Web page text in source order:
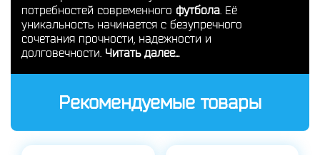
потребностей современного футбола . Её
уникальность начинается с безупречного
сочетания прочности, надежности и
долговечности. Читать далее...
Рекомендуемые товары